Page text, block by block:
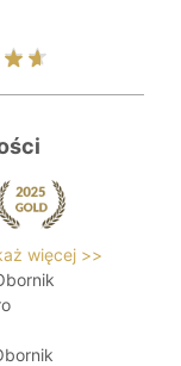
więcej >>